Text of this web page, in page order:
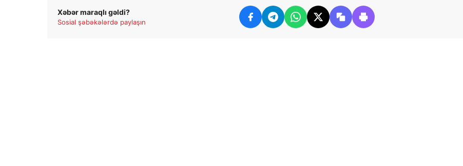
Xəbər maraqlı gəldi?
Sosial şəbəkələrdə paylaşın